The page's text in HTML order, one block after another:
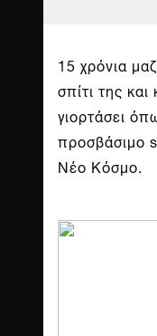
15 χρόνια
σπίτι της
γιορτάσει
προσβάσιμο
Νέο Κόσμο.